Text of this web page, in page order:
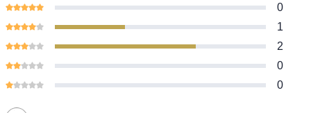
0
1
2
0
0